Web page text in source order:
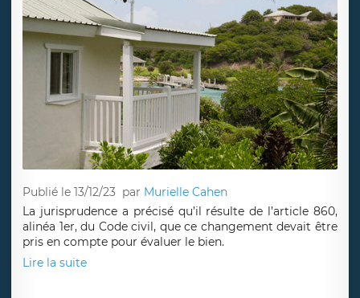
Publié le 13/12/23 par Murielle Cahen
La jurisprudence a précisé qu’il résulte de l’article 860,
alinéa 1er, du Code civil, que ce changement devait être
pris en compte pour évaluer le bien.
Lire la suite